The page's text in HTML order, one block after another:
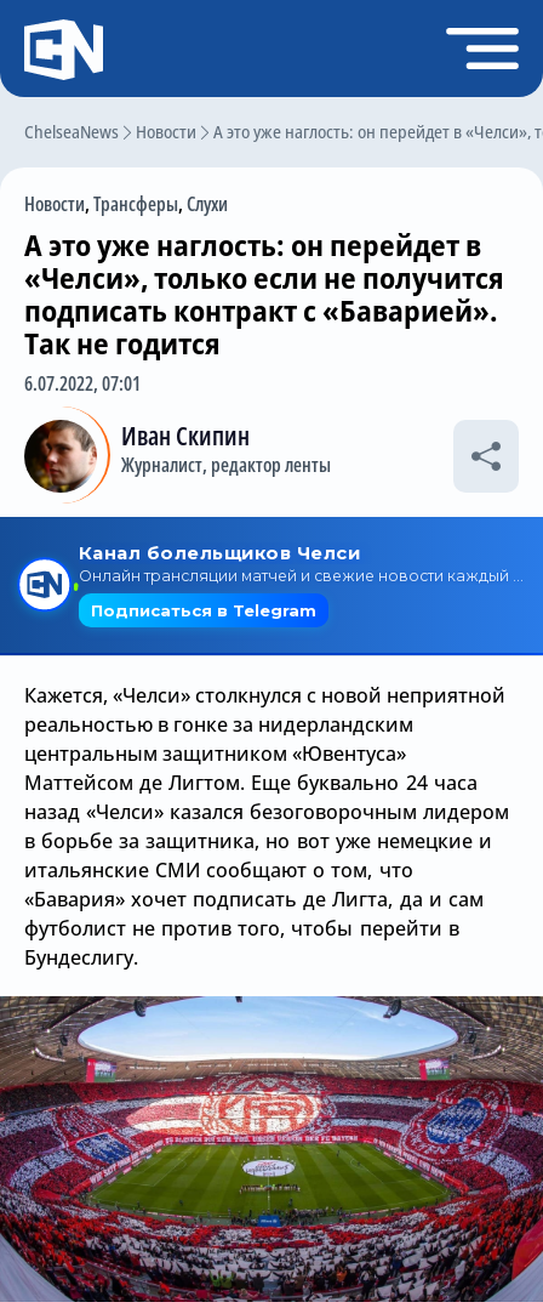
ChelseaNews Новости А это уже наглость: он перейдет в «Челси»,
Новости,Трансферы,Слухи
А это уже наглость: он перейдет в
«Челси», только если не получится
подписать контракт с «Баварией».
Так не годится
6.07.2022, 07:01
Иван Скипин
Журналист, редактор ленты
Кажется, «Челси» столкнулся с новой неприятной
реальностью в гонке за нидерландским
центральным защитником «Ювентуса»
Маттейсом де Лигтом. Еще буквально 24 часа
назад«Челси» казался безоговорочным лидером
в борьбе за защитника, но вот уже немецкие и
итальянские СМИ сообщают о том, что
«Бавария» хочет подписать де Лигта, да и сам
футболист не против того, чтобы перейти в
Бундеслигу.
Регистрация
Главная
Чат
Трансферы
Слухи
История Челси
Статистика
Календарь игр
Состав команды
Поиск по сайту
Трансляции
О сайте
Контакты